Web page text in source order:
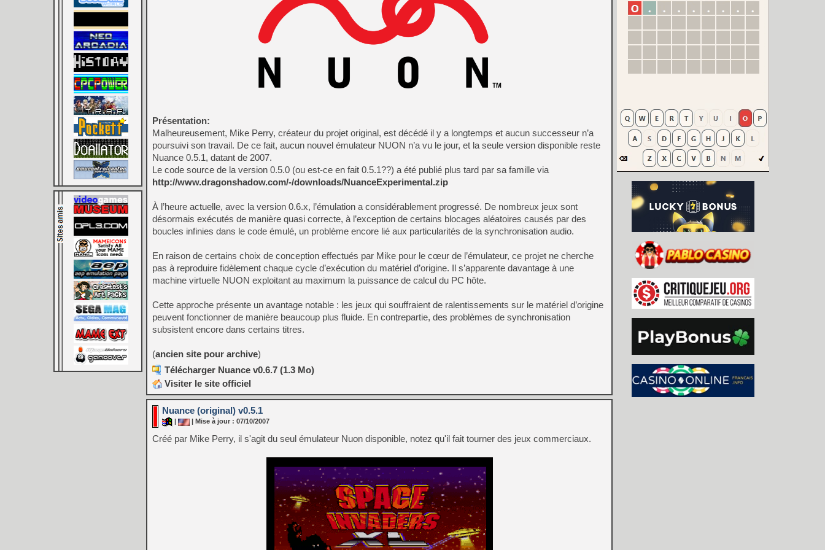
Présentation:
Malheureusement, Mike Perry, créateur du projet original, est décédé il y a longtemps et aucun successeur n’a
poursuivi son travail. De ce fait, aucun nouvel émulateur NUON n’a vu le jour, et la seule version disponible reste
Nuance 0.5.1, datant de 2007.
Le code source de la version 0.5.0 (ou est-ce en fait 0.5.1??) a été publié plus tard par sa famille via
http://www.dragonshadow.com/-/downloads/NuanceExperimental.zip
À l’heure actuelle, avec la version 0.6.x, l’émulation a considérablement progressé. De nombreux jeux sont
désormais exécutés de manière quasi correcte, à l’exception de certains blocages aléatoires causés par des
boucles infinies dans le code émulé, un problème encore lié aux particularités de la synchronisation audio.
En raison de certains choix de conception effectués par Mike pour le cœur de l’émulateur, ce projet ne cherche
pas à reproduire fidèlement chaque cycle d’exécution du matériel d’origine. Il s’apparente davantage à une
machine virtuelle NUON exploitant au maximum la puissance de calcul du PC hôte.
Cette approche présente un avantage notable : les jeux qui souffraient de ralentissements sur le matériel d’origine
peuvent fonctionner de manière beaucoup plus fluide. En contrepartie, des problèmes de synchronisation
subsistent encore dans certains titres.
(ancien site pour archive)
Télécharger Nuance v0.6.7 (1.3 Mo)
Visiter le site officiel
Nuance (original) v0.5.1
| Mise à jour : 07/10/2007
Créé par Mike Perry, il s'agit du seul émulateur Nuon disponible, notez qu'il fait tourner des jeux commerciaux.